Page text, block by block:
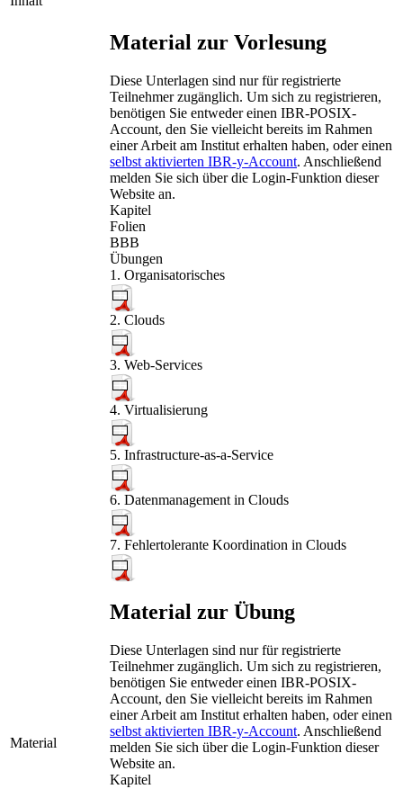
Material
Material zur Vorlesung
Diese Unterlagen sind nur für registrierte
Teilnehmer zugänglich. Um sich zu registrieren,
benötigen Sie entweder einen IBR-POSIX-
Account, den Sie vielleicht bereits im Rahmen
einer Arbeit am Institut erhalten haben, oder einen
selbst aktivierten IBR-y-Account. Anschließend
melden Sie sich über die Login-Funktion dieser
Website an.
Kapitel
Folien
BBB
Übungen
1. Organisatorisches
2. Clouds
3. Web-Services
4. Virtualisierung
5. Infrastructure-as-a-Service
6. Datenmanagement in Clouds
7. Fehlertolerante Koordination in Clouds
Material zur Übung
Diese Unterlagen sind nur für registrierte
Teilnehmer zugänglich. Um sich zu registrieren,
benötigen Sie entweder einen IBR-POSIX-
Account, den Sie vielleicht bereits im Rahmen
einer Arbeit am Institut erhalten haben, oder einen
selbst aktivierten IBR-y-Account. Anschließend
melden Sie sich über die Login-Funktion dieser
Website an.
Kapitel